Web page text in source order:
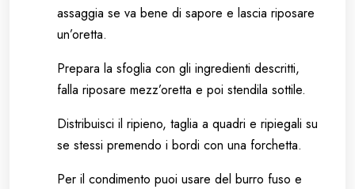
assaggia se va bene di sapore e lascia riposare
un’oretta.
Prepara la sfoglia con gli ingredienti descritti,
falla riposare mezz’oretta e poi stendila sottile.
Distribuisci il ripieno, taglia a quadri e ripiegali su
se stessi premendo i bordi con una forchetta.
Per il condimento puoi usare del burro fuso e